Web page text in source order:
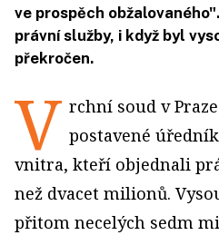
ve prospěch
právní služby, i když byl
překročen.
V rchní soud v
postavené
vnitra, kteří objednali
než dvacet milionů.
přitom necelých sedm